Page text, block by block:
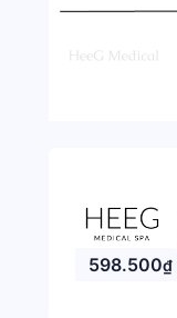
598.500₫